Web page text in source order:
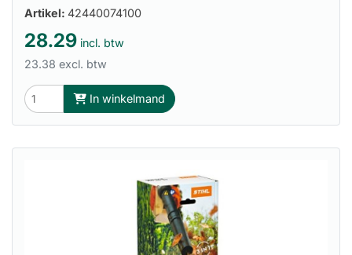
Artikel: 42440074100
28.29 incl. btw
23.38 excl. btw
In winkelmand